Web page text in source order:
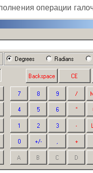
операции